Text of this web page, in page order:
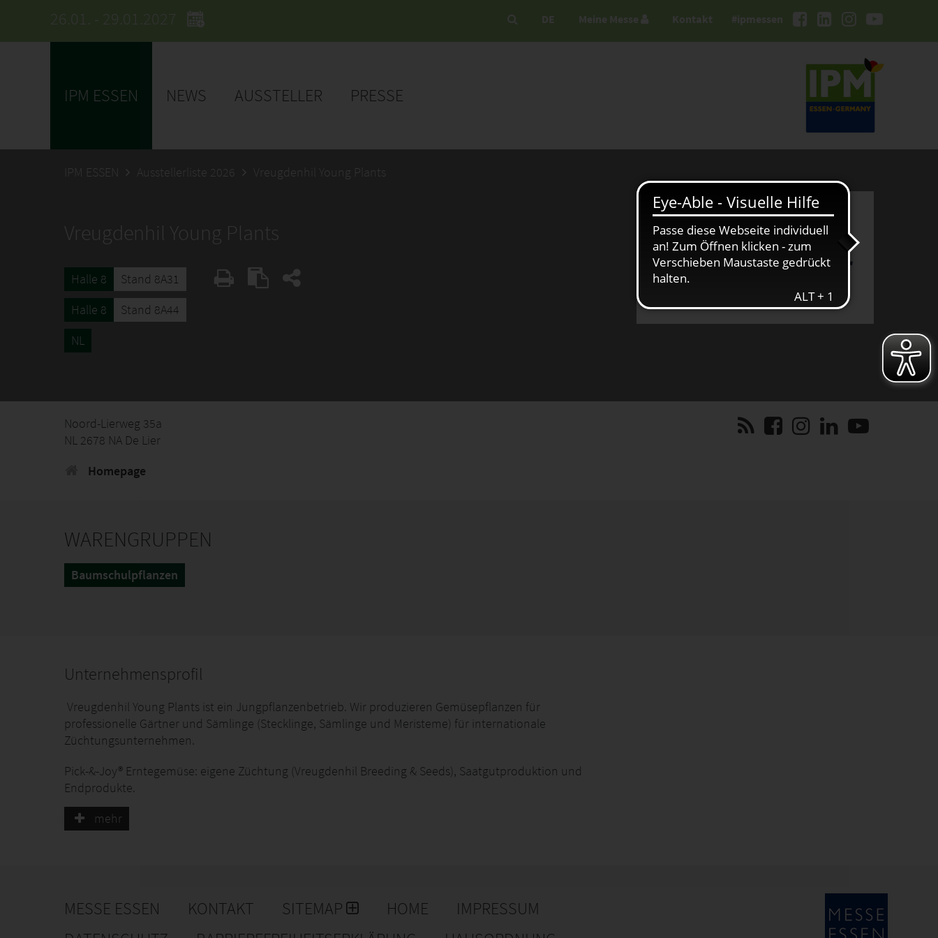
26.01. - 29.01.2027 #ipmessen
DE Meine Messe Kontakt
IPM ESSEN NEWS AUSSTELLER PRESSE
IPM ESSEN Ausstellerliste 2026 Vreugdenhil Young Plants
Vreugdenhil Young Plants
Halle 8
Stand 8A31
Halle 8
Stand 8A44
NL
Noord-Lierweg 35a
NL 2678 NA De Lier
Homepage
WARENGRUPPEN
Baumschulpflanzen
Unternehmensprofil
Vreugdenhil Young Plants ist ein Jungpflanzenbetrieb. Wir produzieren Gemüsepflanzen für
professionelle Gärtner und Sämlinge (Stecklinge, Sämlinge und Meristeme) für internationale
Züchtungsunternehmen.
Pick-&-Joy® Erntegemüse: eigene Züchtung (Vreugdenhil Breeding & Seeds), Saatgutproduktion und
Endprodukte.
mehr
MESSE ESSEN KONTAKT SITEMAP HOME
IMPRESSUM